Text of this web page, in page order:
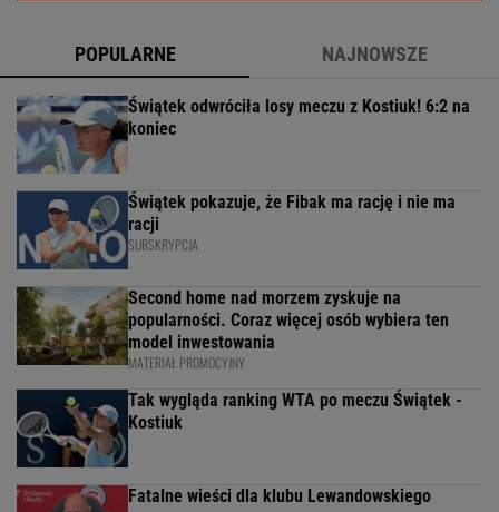
POPULARNE NAJNOWSZE
Świątek odwróciła losy meczu z Kostiuk! 6:2 na
koniec
Świątek pokazuje, że Fibak ma rację i nie ma
racji
SUBSKRYPCJA
Second home nad morzem zyskuje na
popularności. Coraz więcej osób wybiera ten
model inwestowania
MATERIAŁ PROMOCYJNY
Tak wygląda ranking WTA po meczu Świątek -
Kostiuk
Fatalne wieści dla klubu Lewandowskiego